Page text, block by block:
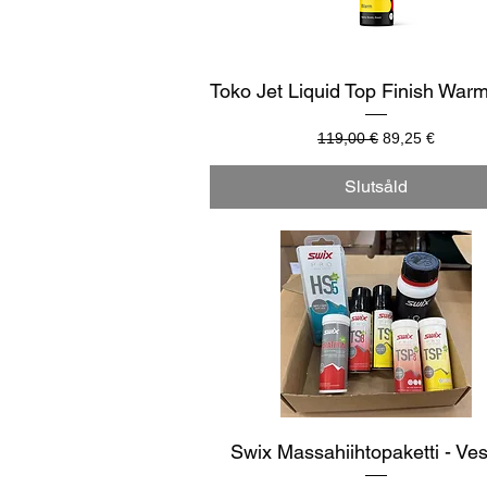
Snabbvisning
Toko Jet Liquid Top Finish
Ordinarie pris
119,00 € Reapris
89,25 €
Slutsåld
Snabbvisning
Swix Massahiihtopaketti -